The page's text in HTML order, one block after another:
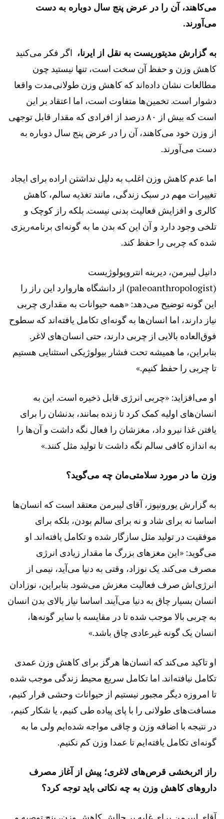
می‌کاهند، آن را در عرض پنج سال دوباره به دست
می‌آورند.
به گزارش مدیتوریست به نقل از ایرنا، اگر فکر می‌کنید
کاهش وزن و حفظ آن سخت است، تنها نیستید چون
مطالعات نشان داده‌اند که کاهش وزن طولانی‌مدت واقعا
دشوار است. تخمین‌ها متفاوت است، اما اعتقاد بر این
است که بیش از ۸۰ درصد از افرادی که مقدار قابل توجهی
از وزن خود می‌کاهند، آن را در عرض پنج سال دوباره به
دست می‌آورند.
اما عدم کاهش وزن اغلب به دلیل نداشتن اراده برای ایجاد
تغییرات مهم در سبک زندگی، مانند تغذیه سالم، کاهش
کالری و افزایش فعالیت بدنی نیست. بلکه راز کوچک و
تلخی وجود دارد و آن این که بدن ما به گونه‌ای برنامه‌ریزی
شده که چربی را حفظ کند.
دانیل لیبرمن، دیرینه انتروپولوژیست
(paleoanthropologist) از دانشگاه هاروارد این راز را
این گونه توضیح می‌دهد: «همه حیوانات به مقداری چربی
نیاز دارند، اما انسان‌ها به گونه‌ای تکامل یافته‌اند که سطوح
فوق‌العاده بالایی از چربی دارند، حتی انسان‌های لاغر.
بنابراین، ما همیشه تحت فشار بیولوژیکی استثنایی هستیم
تا چربی را حفظ کنیم.»
او می‌افزاید: «چربی انرژی قابل ذخیره است. این به
انسان‌های اولیه کمک کرد تا زنده بمانند، بدنشان را برای
یافتن غذا نیرو داد، مغزشان را فعال نگه داشت و آن‌ها را
به اندازه کافی سالم نگه داشت تا تولید مثل کنند.»
وزن ما در مورد سلامتی‌مان چه می‌گوید؟
به گزارش یورونیوز، آقای لیبرمن معتقد است که انسان‌ها
اساسا نه برای شاد و نه برای سالم بودن، بلکه برای
موفقیت در تولید مثل سازگار شده و تکامل یافته‌اند. او
می‌گوید: «این مغزهای بزرگ ما مقدار زیادی انرژی
مصرف می‌کند. یک نوزاد، وقتی به دنیا می‌آید، نیمی از
انرژی‌اش صرف فعالیت مغزش می‌شود. بنابراین، نوزادان
انسان بسیار چاق به دنیا می‌آیند. اساسا نیاز بالای بدن انسان
به چربی بالا موجب شده تا در مقایسه با سایر گونه‌ها،
انسان یک گونه غیرعادی چاق باشد.»
او تاکید می‌کند که انسان‌ها هرگز برای کاهش وزن عمدی
تکامل نیافته‌اند. اما تکامل سریع محیط زندگی موجب شده
تا امروزه دیگر مجبور نیستیم از حیوانات وحشی فرار کنیم،
مسافت‌های طولانی را با پای پیاده طی کنیم، یا شکار کنیم،
در نتیجه با اضافه وزن و چاقی مواجه شده‌ایم ولی ما به
گونه‌ای تکامل یافته‌ایم تا عمدا وزن کم نکنیم.
راز اثربخشی قرص‌های لاغری؛ پیش از آغاز مصرف
داروهای کاهش وزن به چه نکاتی باید توجه کرد؟